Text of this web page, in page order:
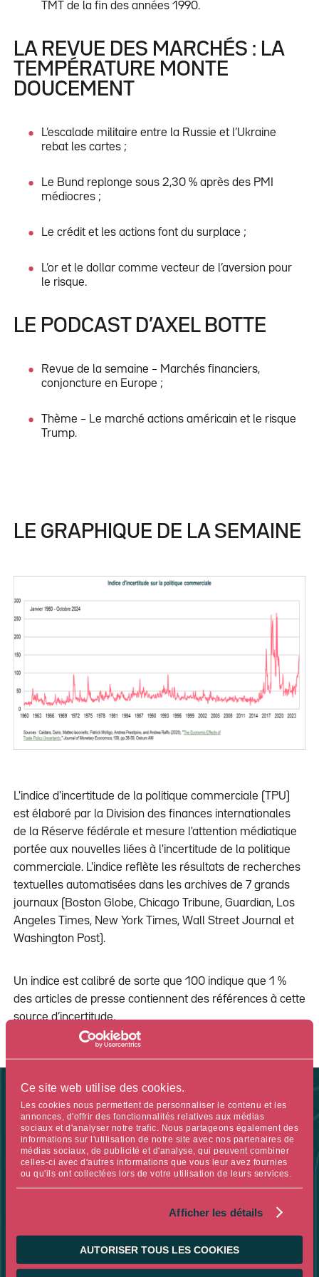
Ce site web utilise des cookies.
Les cookies nous permettent de personnaliser le contenu et les
annonces, d'offrir des fonctionnalités relatives aux médias
sociaux et d'analyser notre trafic. Nous partageons également des
informations sur l'utilisation de notre site avec nos partenaires de
médias sociaux, de publicité et d'analyse, qui peuvent combiner
celles-ci avec d'autres informations que vous leur avez fournies
ou qu'ils ont collectées lors de votre utilisation de leurs services.
Afficher les détails
AUTORISER TOUS LES COOKIES
TMT de la fin des années 1990.
LA REVUE DES MARCHÉS : LA
TEMPÉRATURE MONTE
DOUCEMENT
L’escalade militaire entre la Russie et l’Ukraine
rebat les cartes ;
Le Bund replonge sous 2,30 % après des PMI
médiocres ;
Le crédit et les actions font du surplace ;
L’or et le dollar comme vecteur de l’aversion pour
le risque.
LE PODCAST D’AXEL BOTTE
Revue de la semaine – Marchés financiers,
conjoncture en Europe ;
Thème – Le marché actions américain et le risque
Trump.
LE GRAPHIQUE DE LA SEMAINE
L'indice d'incertitude de la politique commerciale (TPU)
est élaboré par la Division des finances internationales
de la Réserve fédérale et mesure l'attention médiatique
portée aux nouvelles liées à l'incertitude de la politique
commerciale. L'indice reflète les résultats de recherches
textuelles automatisées dans les archives de 7 grands
journaux (Boston Globe, Chicago Tribune, Guardian, Los
Angeles Times, New York Times, Wall Street Journal et
Washington Post).
Un indice est calibré de sorte que 100 indique que 1 %
des articles de presse contiennent des références à cette
source d’incertitude.
LE CHIFFRE DE LA SEMAINE
15/11
LA CE, LA TRANSPARENCE SALARIALE EST ESSENTIELLE